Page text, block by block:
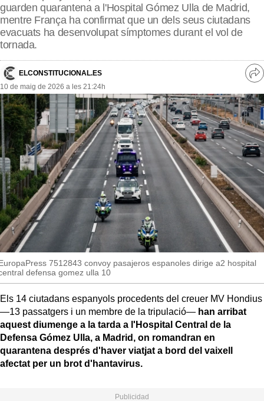
MésQueSuccessos
MésQueMercats
INVESTIGACIÓ
INTERNACIONAL
OPINIÓ
MUNICIPIS
guarden quarantena a l'Hospital Gómez Ulla de Madrid,
mentre França ha confirmat que un dels seus ciutadans
evacuats ha desenvolupat símptomes durant el vol de
tornada.
ELCONSTITUCIONAL.ES
10 de maig de 2026 a les 21:24h
7512843 convoy pasajeros espanoles dirige a2 hospital
defensa gomez ulla 10
Els 14 ciutadans espanyols procedents del creuer MV Hondius
—13 passatgers i un membre de la tripulació— han arribat
aquest diumenge a la tarda a l'Hospital Central de la
Defensa Gómez Ulla, a Madrid, on romandran en
quarantena després d'haver viatjat a bord del vaixell
afectat per un brot d'hantavirus.